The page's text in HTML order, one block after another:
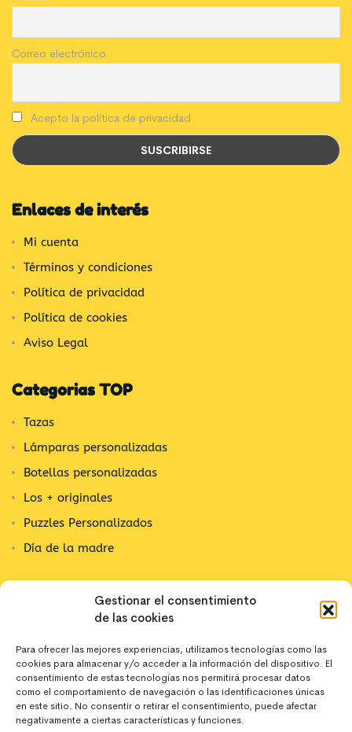
Gestionar el consentimiento
de las cookies
Para ofrecer las mejores experiencias, utilizamos tecnologías como las
cookies para almacenar y/o acceder a la información del dispositivo. El
consentimiento de estas tecnologías nos permitirá procesar datos
como el comportamiento de navegación o las identificaciones únicas
en este sitio. No consentir o retirar el consentimiento, puede afectar
negativamente a ciertas características y funciones.
Correo electrónico
Acepto la política de privacidad
Enlaces de interés
Mi cuenta
Términos y condiciones
Política de privacidad
Política de cookies
Aviso Legal
Categorias TOP
Tazas
Lámparas personalizadas
Botellas personalizadas
Los + originales
Puzzles Personalizados
Día de la madre
Contacta con nosotros
C/ Alpujarra, 1
03202 Elx, Alicante
642 10 44 43